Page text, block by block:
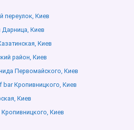
переулок, Киев
Дарница, Киев
Киев
район, Киев
Первомайского, Киев
Кропивницкого, Киев
Киев
Киев